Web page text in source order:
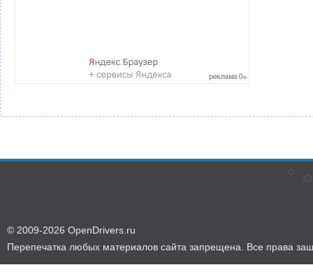
© 2009-2026 OpenDrivers.ru
Перепечатка любых материалов сайта запрещена. Все права